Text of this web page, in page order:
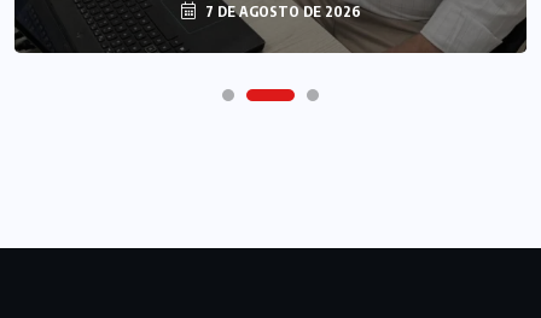
7 DE AGOSTO DE 2026